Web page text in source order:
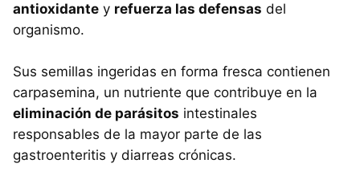
antioxidante y refuerza las defensas del
organismo.
Sus semillas ingeridas en forma fresca contienen
carpasemina, un nutriente que contribuye en la
eliminación de parásitos intestinales
responsables de la mayor parte de las
gastroenteritis y diarreas crónicas.